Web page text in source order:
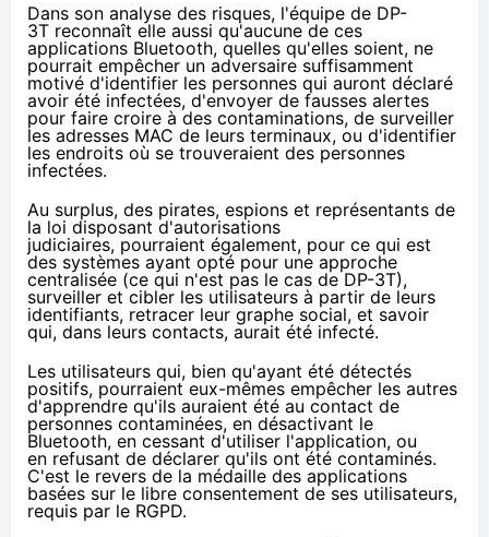
Dans son analyse des risques, l'équipe de DP-
3T reconnaît elle aussi qu'aucune de ces
applications Bluetooth, quelles qu'elles soient, ne
pourrait empêcher un adversaire suffisamment
motivé d'identifier les personnes qui auront déclaré
avoir été infectées, d'envoyer de fausses alertes
pour faire croire à des contaminations, de surveiller
les adresses MAC de leurs terminaux, ou d'identifier
les endroits où se trouveraient des personnes
infectées.
Au surplus, des pirates, espions et représentants de
la loi disposant d'autorisations
judiciaires, pourraient également, pour ce qui est
des systèmes ayant opté pour une approche
centralisée (ce qui n'est pas le cas de DP-3T),
surveiller et cibler les utilisateurs à partir de leurs
identifiants, retracer leur graphe social, et savoir
qui, dans leurs contacts, aurait été infecté.
Les utilisateurs qui, bien qu'ayant été détectés
positifs, pourraient eux-mêmes empêcher les autres
d'apprendre qu'ils auraient été au contact de
personnes contaminées, en désactivant le
Bluetooth, en cessant d'utiliser l'application, ou
en refusant de déclarer qu'ils ont été contaminés.
C'est le revers de la médaille des applications
basées sur le libre consentement de ses utilisateurs,
requis par le RGPD.